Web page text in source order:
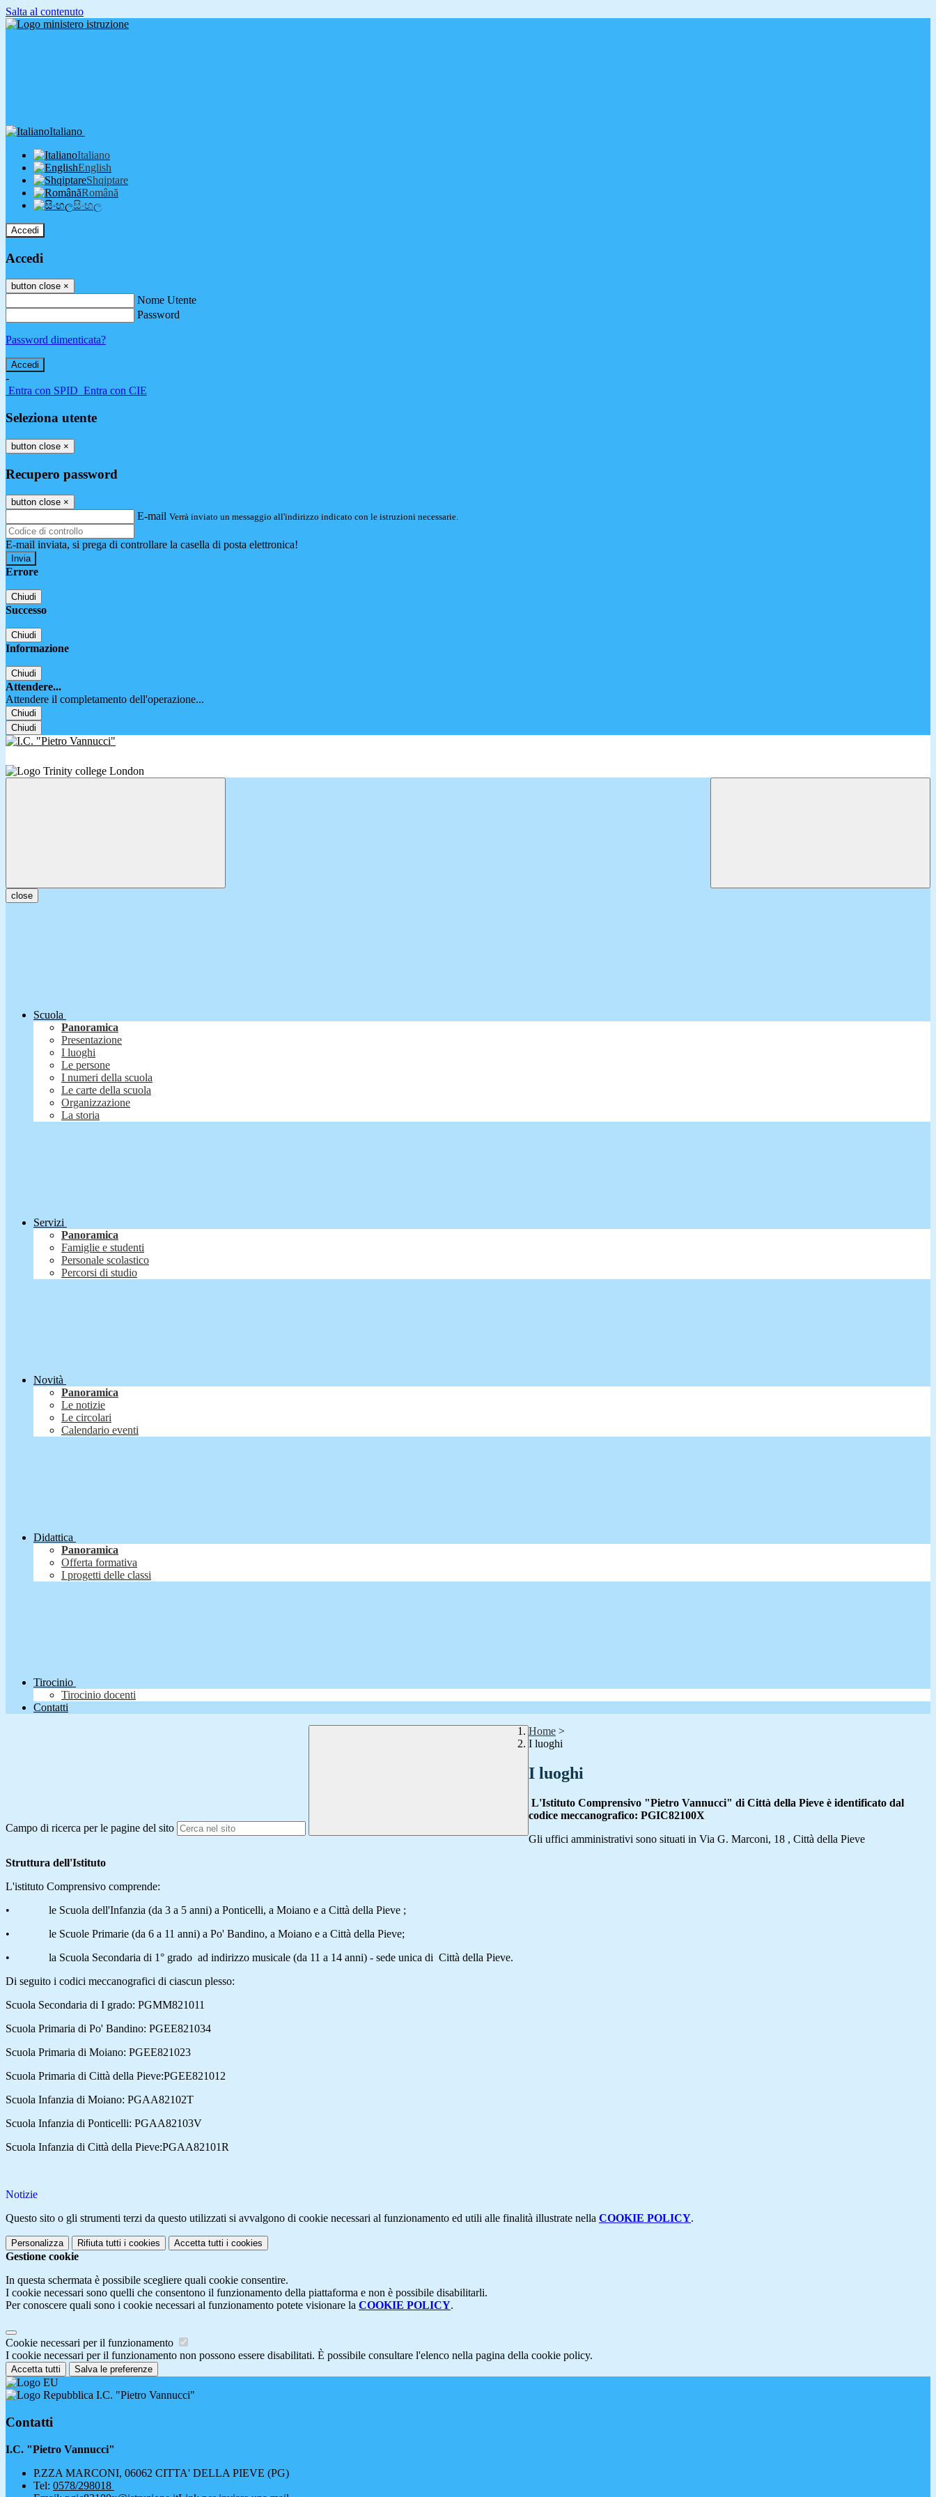
Salta al contenuto
Italiano
Italiano
English
Shqiptare
Română
සිංහල
Accedi
Accedi
button close ×
Nome Utente
Password
Password dimenticata?
-
Entra con SPID Entra con CIE
Seleziona utente
button close ×
Recupero password
button close ×
E-mail Verrà inviato un messaggio all'indirizzo indicato con le istruzioni necessarie.
E-mail inviata, si prega di controllare la casella di posta elettronica!
Errore
Chiudi
Successo
Chiudi
Informazione
Chiudi
Attendere...
Attendere il completamento dell'operazione...
Chiudi
Chiudi
close
Scuola
Panoramica
Presentazione
I luoghi
Le persone
I numeri della scuola
Le carte della scuola
Organizzazione
La storia
Servizi
Panoramica
Famiglie e studenti
Personale scolastico
Percorsi di studio
Novità
Panoramica
Le notizie
Le circolari
Calendario eventi
Didattica
Panoramica
Offerta formativa
I progetti delle classi
Tirocinio
Tirocinio docenti
Contatti
Campo di ricerca per le pagine del sito
Home >
I luoghi
I luoghi
L'Istituto Comprensivo "Pietro Vannucci" di Città della Pieve è identificato dal
codice meccanografico: PGIC82100X
Gli uffici amministrativi sono situati in Via G. Marconi, 18 , Città della Pieve
Struttura dell'Istituto
L'istituto Comprensivo comprende:
• le Scuola dell'Infanzia (da 3 a 5 anni) a Ponticelli, a Moiano e a Città della Pieve ;
• le Scuole Primarie (da 6 a 11 anni) a Po' Bandino, a Moiano e a Città della Pieve;
• la Scuola Secondaria di 1° grado ad indirizzo musicale (da 11 a 14 anni) - sede unica di Città della Pieve.
Di seguito i codici meccanografici di ciascun plesso:
Scuola Secondaria di I grado: PGMM821011
Scuola Primaria di Po' Bandino: PGEE821034
Scuola Primaria di Moiano: PGEE821023
Scuola Primaria di Città della Pieve:PGEE821012
Scuola Infanzia di Moiano: PGAA82102T
Scuola Infanzia di Ponticelli: PGAA82103V
Scuola Infanzia di Città della Pieve:PGAA82101R
Notizie
Questo sito o gli strumenti terzi da questo utilizzati si avvalgono di cookie necessari al funzionamento ed utili alle finalità illustrate nella COOKIE POLICY.
Personalizza Rifiuta tutti i cookies Accetta tutti i cookies
Gestione cookie
In questa schermata è possibile scegliere quali cookie consentire.
I cookie necessari sono quelli che consentono il funzionamento della piattaforma e non è possibile disabilitarli.
Per conoscere quali sono i cookie necessari al funzionamento potete visionare la COOKIE POLICY.
Cookie necessari per il funzionamento
I cookie necessari per il funzionamento non possono essere disabilitati. È possibile consultare l'elenco nella pagina della cookie policy.
Accetta tutti Salva le preferenze
I.C. "Pietro Vannucci"
Contatti
I.C. "Pietro Vannucci"
P.ZZA MARCONI, 06062 CITTA' DELLA PIEVE (PG)
Tel: 0578/298018